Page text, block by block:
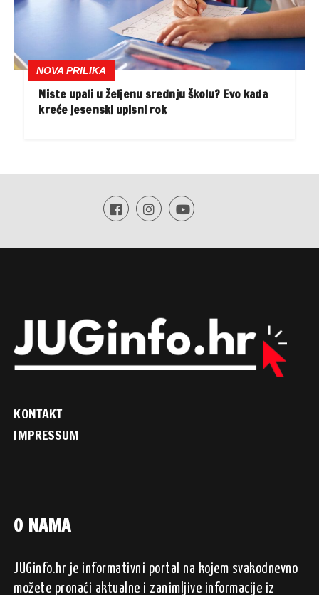
NOVA PRILIKA
Niste upali u željenu srednju školu? Evo kada
kreće jesenski upisni rok
KONTAKT
IMPRESSUM
O NAMA
JUGinfo.hr je informativni portal na kojem svakodnevno
možete pronaći aktualne i zanimljive informacije iz